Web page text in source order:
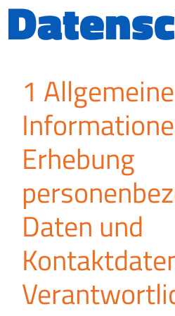
1 Allgemeine
Erhebung
Daten und